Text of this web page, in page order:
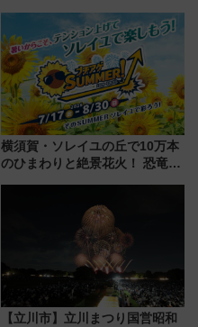
横須賀・ソレイユの丘で10万本
のひまわりと絶景花火！ 恐竜や
7月17日～開催）
【立川市】立川まつり国営昭和